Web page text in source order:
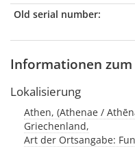
Old serial number:
Informationen
Lokalisierung
Athen, (Athenae /
Griechenland,
Art der Ortsangabe: